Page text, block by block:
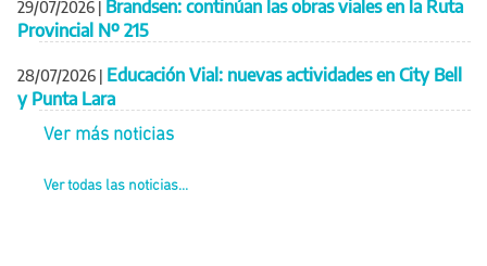
29/07/2026 | Brandsen: continúan las obras viales en la Ruta
Provincial Nº 215
28/07/2026 | Educación Vial: nuevas actividades en City Bell
y Punta Lara
Ver más noticias
Ver todas las noticias...